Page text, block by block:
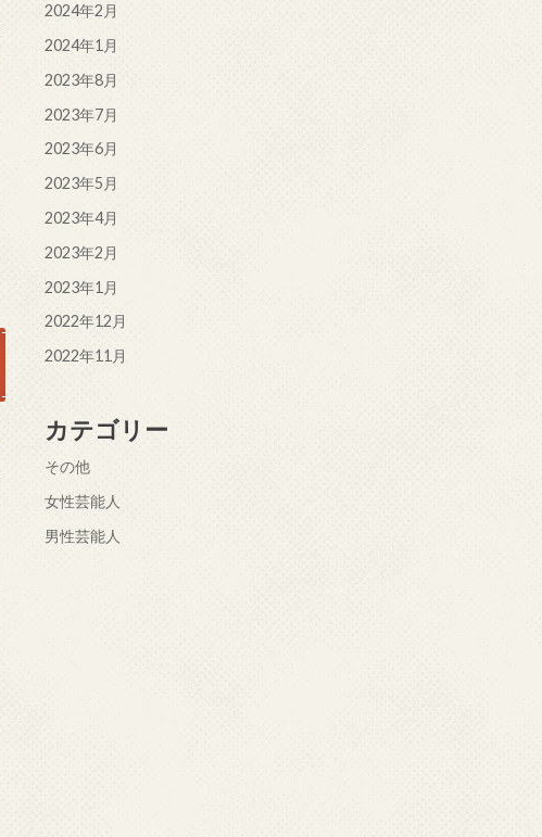
2024年2月
2024年1月
2023年8月
2023年7月
2023年6月
2023年5月
2023年4月
2023年2月
2023年1月
2022年12月
2022年11月
カテゴリー
その他
女性芸能人
男性芸能人